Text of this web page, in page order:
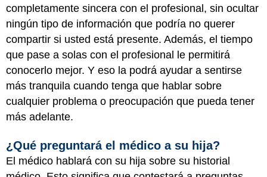
completamente sincera con el profesional, sin ocultar
ningún tipo de información que podría no querer
compartir si usted está presente. Además, el tiempo
que pase a solas con el profesional le permitirá
conocerlo mejor. Y eso la podrá ayudar a sentirse
más tranquila cuando tenga que hablar sobre
cualquier problema o preocupación que pueda tener
más adelante.
¿Qué preguntará el médico a su hija?
El médico hablará con su hija sobre su historial